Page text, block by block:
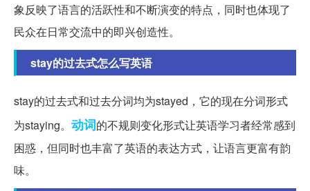
象反映了语言的活跃性和不断演变的特点，同时也体现了
民众在日常交流中的即兴创造性。
stay的过去式怎么写英语
stay的过去式和过去分词均为stayed，它的现在分词形式
为staying。 动词的不规则变化形式让英语学习者经常感到
困惑，但同时也丰富了英语的表达方式，让语言更富有韵
味。